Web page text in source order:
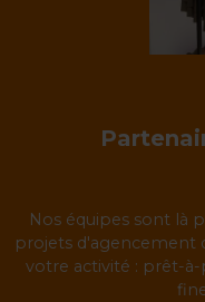
Nos équipes sont là
projets d'agencement
votre activité : prêt-